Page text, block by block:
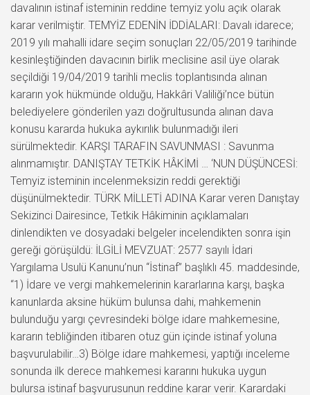
davalının istinaf isteminin reddine temyiz yolu açık olarak
karar verilmiştir. TEMYİZ EDENİN İDDİALARI: Davalı idarece;
2019 yılı mahalli idare seçim sonuçları 22/05/2019 tarihinde
kesinleştiğinden davacının birlik meclisine asil üye olarak
seçildiği 19/04/2019 tarihli meclis toplantısında alınan
kararın yok hükmünde olduğu, Hakkâri Valiliği’nce bütün
belediyelere gönderilen yazı doğrultusunda alınan dava
konusu kararda hukuka aykırılık bulunmadığı ileri
sürülmektedir. KARŞI TARAFIN SAVUNMASI : Savunma
alınmamıştır. DANIŞTAY TETKİK HÂKİMİ … ‘NUN DÜŞÜNCESİ:
Temyiz isteminin incelenmeksizin reddi gerektiği
düşünülmektedir. TÜRK MİLLETİ ADINA Karar veren Danıştay
Sekizinci Dairesince, Tetkik Hâkiminin açıklamaları
dinlendikten ve dosyadaki belgeler incelendikten sonra işin
gereği görüşüldü: İLGİLİ MEVZUAT: 2577 sayılı İdari
Yargılama Usulü Kanunu’nun “İstinaf” başlıklı 45. maddesinde,
“1) İdare ve vergi mahkemelerinin kararlarına karşı, başka
kanunlarda aksine hüküm bulunsa dahi, mahkemenin
bulunduğu yargı çevresindeki bölge idare mahkemesine,
kararın tebliğinden itibaren otuz gün içinde istinaf yoluna
başvurulabilir…3) Bölge idare mahkemesi, yaptığı inceleme
sonunda ilk derece mahkemesi kararını hukuka uygun
bulursa istinaf başvurusunun reddine karar verir. Karardaki